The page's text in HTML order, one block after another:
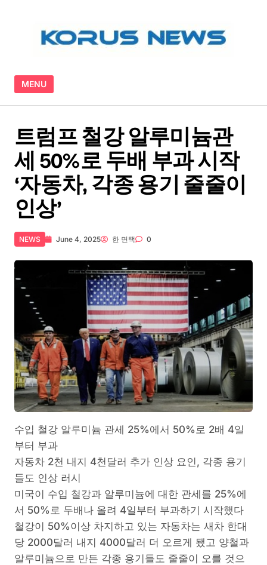
MENU
트럼프 철강 알루미늄관
세 50%로 두배 부과 시작
‘자동차, 각종 용기 줄줄이
인상’
NEWS June 4, 2025 한 면택 0
수입 철강 알루미늄 관세 25%에서 50%로 2배 4일
부터 부과
자동차 2천 내지 4천달러 추가 인상 요인, 각종 용기
들도 인상 러시
미국이 수입 철강과 알루미늄에 대한 관세를 25%에
서 50%로 두배나 올려 4일부터 부과하기 시작했다
철강이 50%이상 차지하고 있는 자동차는 새차 한대
당 2000달러 내지 4000달러 더 오르게 됐고 양철과
알루미늄으로 만든 각종 용기들도 줄줄이 오를 것으